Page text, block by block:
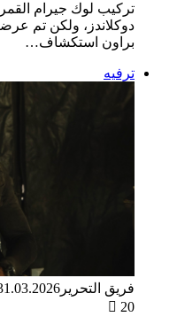
تركيب لوك جيرام
دوكلاندز، ولكن تم
براون استكشاف…
ترفيه
فريق التحرير
20